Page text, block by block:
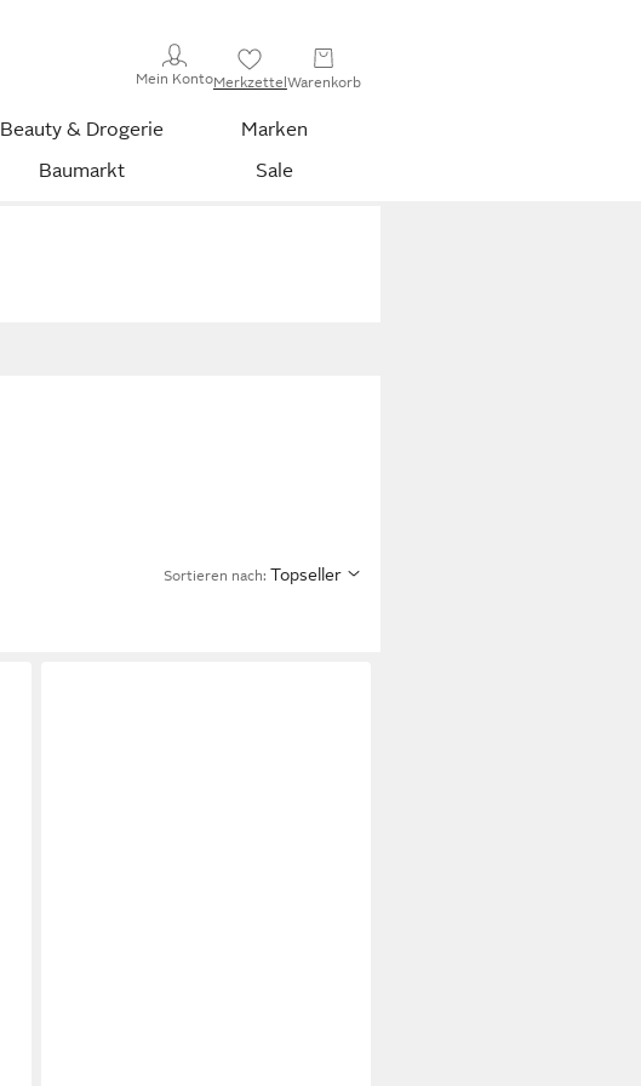
Mein KontoMerkzettelWarenkorb
Beauty & Drogerie
Marken
Baumarkt Sale
Sortieren nach: Topseller